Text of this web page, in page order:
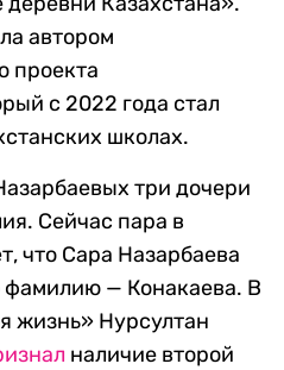
автором
проекта
с 2022 года стал
школах.
три дочери
Сейчас пара в
что Сара Назарбаева
фамилию — Конакаева. В
жизнь» Нурсултан
наличие второй